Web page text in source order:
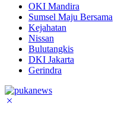
OKI Mandira
Sumsel Maju Bersama
Kejahatan
Nissan
Bulutangkis
DKI Jakarta
Gerindra